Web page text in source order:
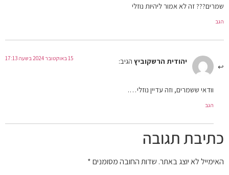
שמרים??? זה לא אמור ליהיות נוזלי
הגב
יהודית הרשקוביץ הגיב: 15 באוקטובר 2024 בשעה 17:13
וודאי ששמרים, וזה עדיין נוזלי….
הגב
כתיבת תגובה
האימייל לא יוצג באתר. שדות החובה מסומנים*